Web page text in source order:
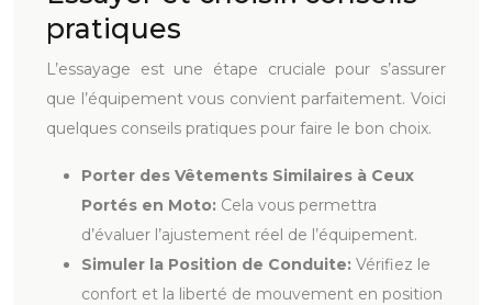
pratiques
L’essayage est une étape cruciale pour s’assurer
que l’équipement vous convient parfaitement. Voici
quelques conseils pratiques pour faire le bon choix.
Porter des Vêtements Similaires à Ceux
Portés en Moto: Cela vous permettra
d’évaluer l’ajustement réel de l’équipement.
Simuler la Position de Conduite: Vérifiez le
confort et la liberté de mouvement en position